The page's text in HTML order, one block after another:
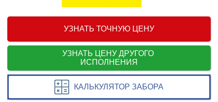
УЗНАТЬ ТОЧНУЮ ЦЕНУ
УЗНАТЬ ЦЕНУ ДРУГОГО
ИСПОЛНЕНИЯ
КАЛЬКУЛЯТОР ЗАБОРА